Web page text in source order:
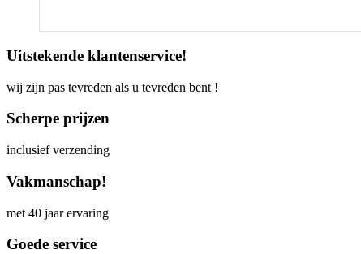
Uitstekende klantenservice!
wij zijn pas tevreden als u tevreden bent !
Scherpe prijzen
inclusief verzending
Vakmanschap!
met 40 jaar ervaring
Goede service